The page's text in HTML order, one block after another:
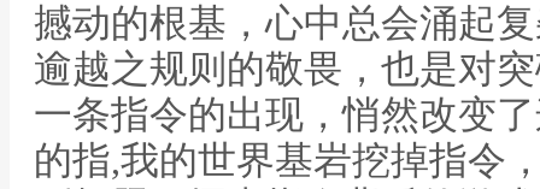
撼动的根基，心中总会涌起
逾越之规则的敬畏，也是对
一条指令的出现，悄然改变
的指,我的世界基岩挖掉指令